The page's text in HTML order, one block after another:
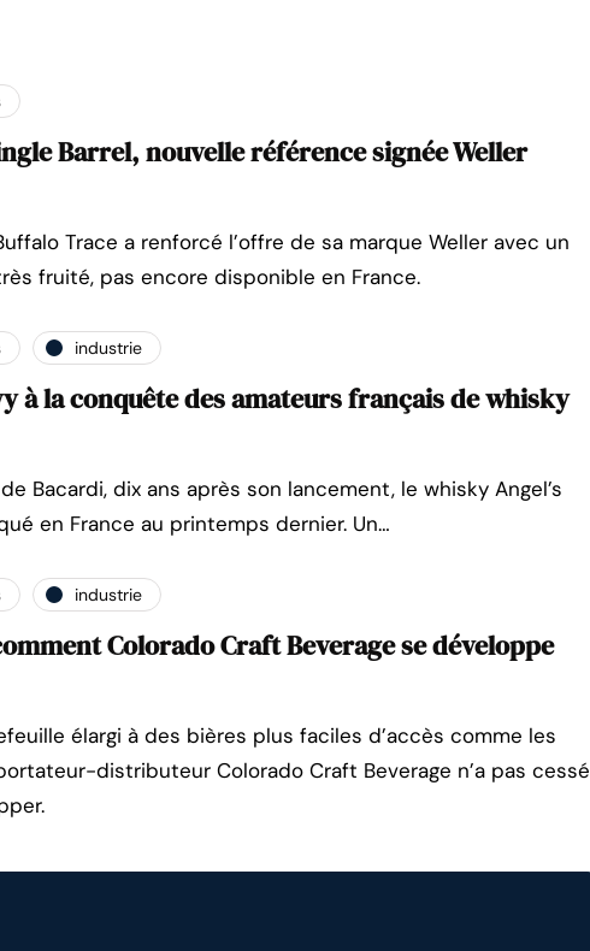
Barrel, nouvelle référence signée Weller
Trace a renforcé l’offre de sa marque Weller avec un
fruité, pas encore disponible en France.
industrie
à la conquête des amateurs français de whisky
Bacardi, dix ans après son lancement, le whisky Angel’s
en France au printemps dernier. Un…
industrie
Colorado Craft Beverage se développe
élargi à des bières plus faciles d’accès comme les
distributeur Colorado Craft Beverage n’a pas cessé